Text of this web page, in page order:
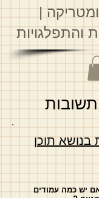
|
והתפלגויות
בנושא תוכן
יש כמה עמודים